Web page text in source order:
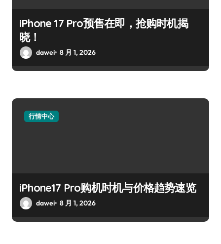
iPhone 17 Pro预售在即，抢购时机揭
晓！
dawei 8 月 1, 2026
行情中心
iPhone17 Pro购机时机与价格趋势速览
dawei 8 月 1, 2026